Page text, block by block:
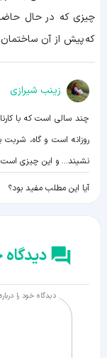
که پیش از آن
زينب شيرازی
چند سالی است که با
روزانه است و گاه، شربت
نشیند... و این چیزی
آیا این مطلب مفید بود؟
دیدگاه خود را